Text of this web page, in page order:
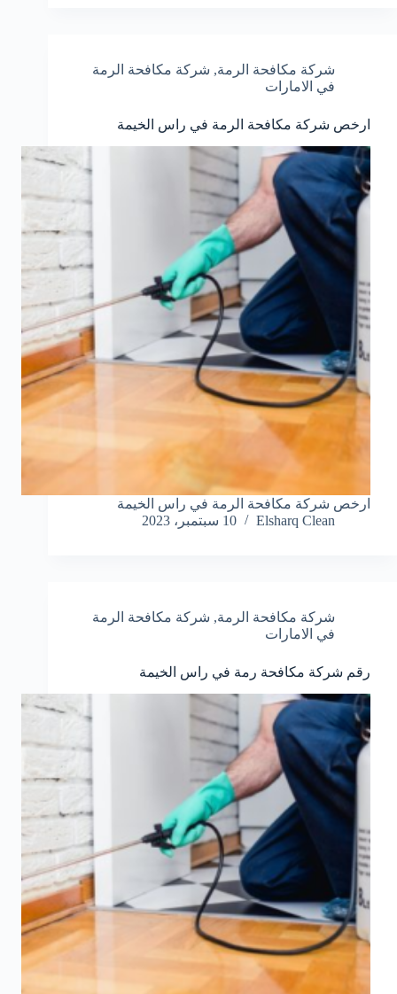
شركة مكافحة الرمة, شركة مكافحة الرمة
في الامارات
ارخص شركة مكافحة الرمة في راس الخيمة
ارخص شركة مكافحة الرمة في راس الخيمة
Elsharq Clean
10 سبتمبر، 2023
شركة مكافحة الرمة, شركة مكافحة الرمة
في الامارات
رقم شركة مكافحة رمة في راس الخيمة